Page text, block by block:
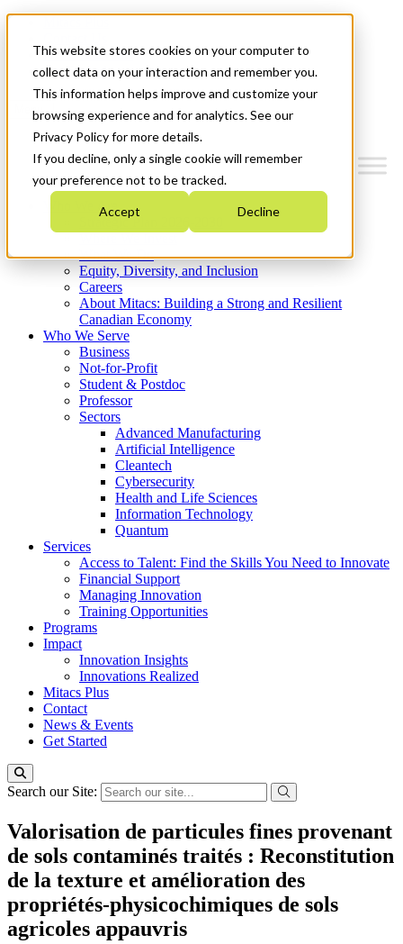
This website stores cookies on your computer to
collect data on your interaction and remember you.
This information helps improve and customize your
browsing experience and for analytics. See our
Privacy Policy for more details.
If you decline, only a single cookie will remember
your preference not to be tracked.
Accept Decline
News & Events
Get Started
Menu
Who We Are
Strategic Plan 2026-2030
What We Do
Equity, Diversity, and Inclusion
Careers
About Mitacs: Building a Strong and Resilient
Canadian Economy
Who We Serve
Business
Not-for-Profit
Student & Postdoc
Professor
Sectors
Advanced Manufacturing
Artificial Intelligence
Cleantech
Cybersecurity
Health and Life Sciences
Information Technology
Quantum
Services
Access to Talent: Find the Skills You Need to Innovate
Financial Support
Managing Innovation
Training Opportunities
Programs
Impact
Innovation Insights
Innovations Realized
Mitacs Plus
Contact
News & Events
Get Started
Search our Site:
Valorisation de particules fines provenant
de sols contaminés traités : Reconstitution
de la texture et amélioration des
propriétés-physicochimiques de sols
agricoles appauvris